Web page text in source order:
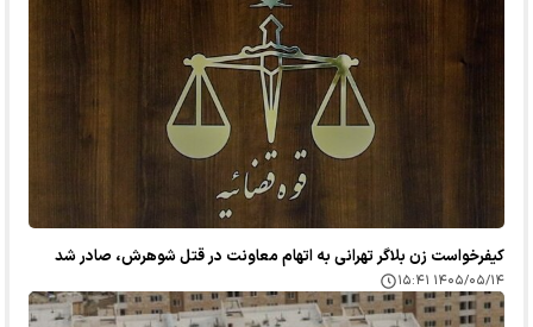
کیفرخواست زن بلاگر تهرانی به اتهام معاونت در قتل شوهرش، صادر شد
۱۴۰۵/۰۵/۱۴ ۱۵:۴۱